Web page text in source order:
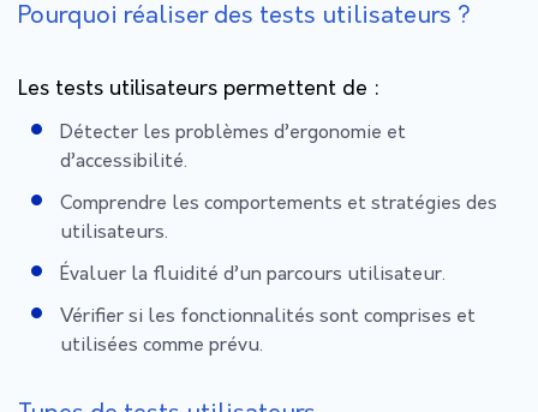
Pourquoi réaliser des tests utilisateurs ?
Les tests utilisateurs permettent de :
Détecter les problèmes d’ergonomie et
d’accessibilité.
Comprendre les comportements et stratégies des
utilisateurs.
Évaluer la fluidité d’un parcours utilisateur.
Vérifier si les fonctionnalités sont comprises et
utilisées comme prévu.